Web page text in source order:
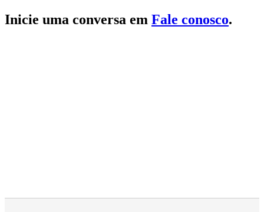
Inicie uma conversa em Fale conosco.